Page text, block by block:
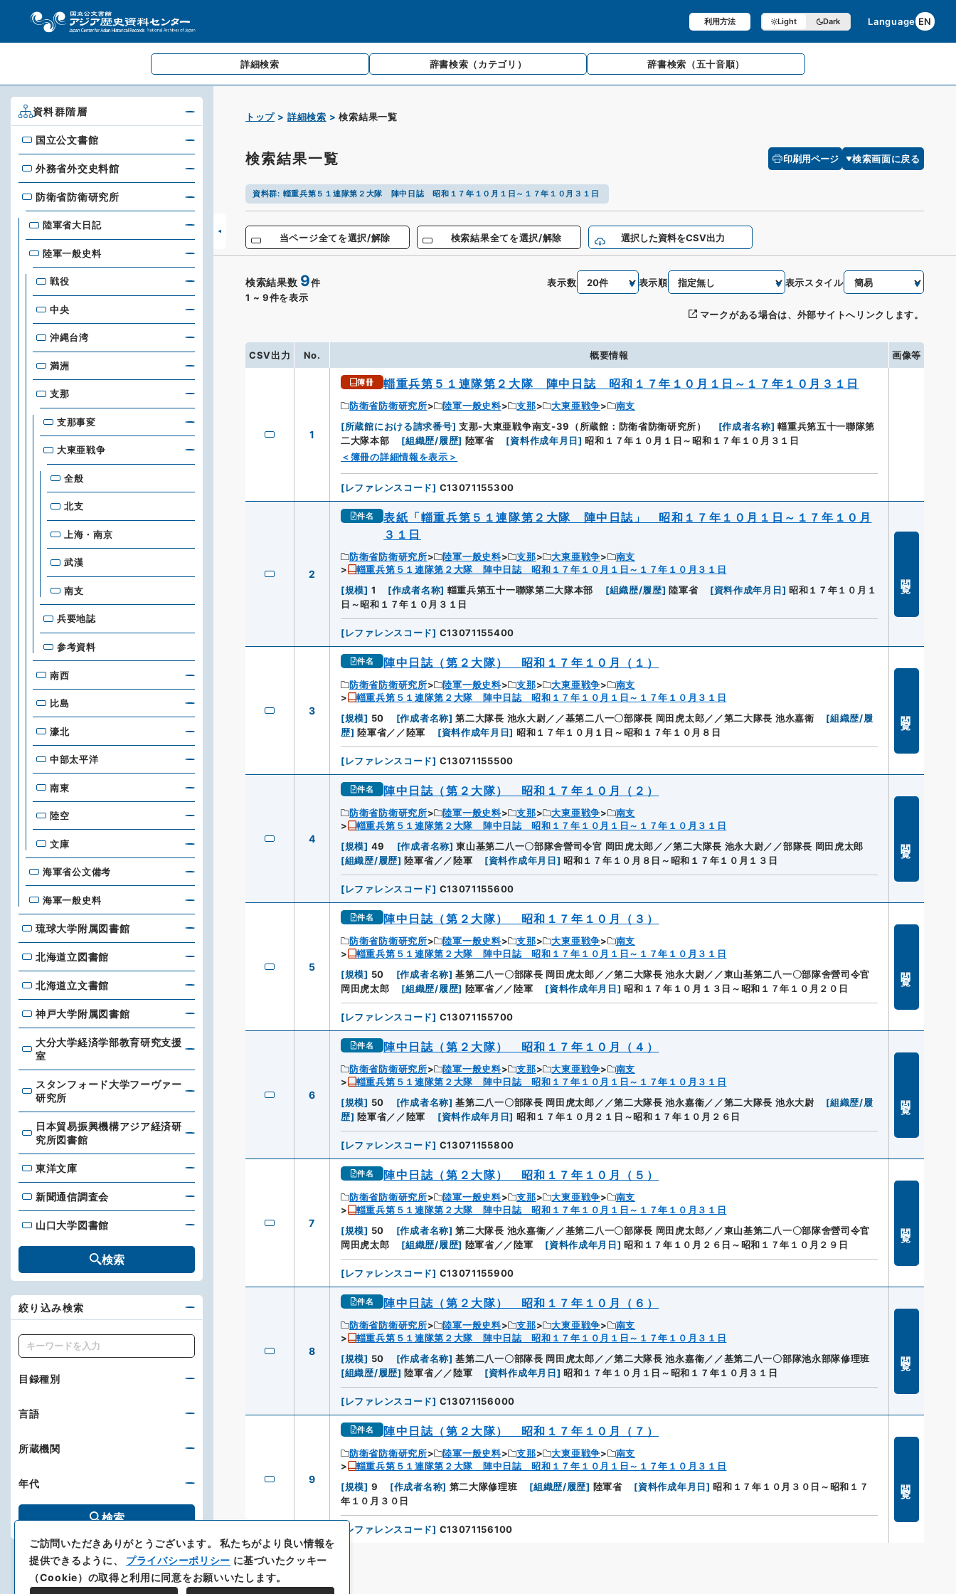
利用方法 Light Dark Language EN
詳細検索 辞書検索 （カテゴリ） 辞書検索 （五十音順）
トップ 詳細検索 検索結果一覧
検索結果一覧 印刷用ページ 検索画面に戻る
資料群: 輜重兵第５１連隊第２大隊 陣中日誌 昭和１７年１０月１日～１７年１０月３１日
当ページ全てを選択/解除 検索結果全てを選択/解除 選択した資料をCSV出力
検索結果数 9件
1 ~ 9件を表示
表示数 表示順 表示スタイル
マークがある場合は、外部サイトへリンクします。
CSV出力 No. 概要情報 画像等
1
簿冊 輜重兵第５１連隊第２大隊 陣中日誌 昭和１７年１０月１日～１７年１０月３１日
防衛省防衛研究所 陸軍一般史料 支那 大東亜戦争
南支
[所蔵館における請求番号] 支那-大東亜戦争南支-39（所蔵館：防衛省防衛研究所） [作成者名称] 輜重兵第五十一聯隊第
二大隊本部
[組織歴/履歴] 陸軍省 [資料作成年月日] 昭和１７年１０月１日～昭和１７年１０月３１日
＜簿冊の詳細情報を表示＞
[レファレンスコード] C13071155300
2
件名
表紙「輜重兵第５１連隊第２大隊 陣中日誌」 昭和１７年１０月１日～１７年１０月
３１日
防衛省防衛研究所 陸軍一般史料 支那 大東亜戦争
南支
輜重兵第５１連隊第２大隊 陣中日誌 昭和１７年１０月１日～１７年１０月３１日
[規模] 1 [作成者名称] 輜重兵第五十一聯隊第二大隊本部 [組織歴/履歴] 陸軍省 [資料作成年月日] 昭和１７年１０月１
日～昭和１７年１０月３１日
[レファレンスコード] C13071155400
3
件名 陣中日誌（第２大隊） 昭和１７年１０月（１）
防衛省防衛研究所 陸軍一般史料 支那 大東亜戦争
南支
輜重兵第５１連隊第２大隊 陣中日誌 昭和１７年１０月１日～１７年１０月３１日
[規模] 50 [作成者名称] 第二大隊長 池永大尉／／基第二八一〇部隊長 岡田虎太郎／／第二大隊長 池永嘉衛 [組織歴/履
歴] 陸軍省／／陸軍 [資料作成年月日] 昭和１７年１０月１日～昭和１７年１０月８日
[レファレンスコード] C13071155500
4
件名 陣中日誌（第２大隊） 昭和１７年１０月（２）
防衛省防衛研究所 陸軍一般史料 支那 大東亜戦争
南支
輜重兵第５１連隊第２大隊 陣中日誌 昭和１７年１０月１日～１７年１０月３１日
[規模] 49 [作成者名称] 東山基第二八一〇部隊舍營司令官 岡田虎太郎／／第二大隊長 池永大尉／／部隊長 岡田虎太郎
[組織歴/履歴] 陸軍省／／陸軍 [資料作成年月日] 昭和１７年１０月８日～昭和１７年１０月１３日
[レファレンスコード] C13071155600
5
件名 陣中日誌（第２大隊） 昭和１７年１０月（３）
防衛省防衛研究所 陸軍一般史料 支那 大東亜戦争
南支
輜重兵第５１連隊第２大隊 陣中日誌 昭和１７年１０月１日～１７年１０月３１日
[規模] 50 [作成者名称] 基第二八一〇部隊長 岡田虎太郎／／第二大隊長 池永大尉／／東山基第二八一〇部隊舍營司令官
岡田虎太郎
[組織歴/履歴] 陸軍省／／陸軍 [資料作成年月日] 昭和１７年１０月１３日～昭和１７年１０月２０日
[レファレンスコード] C13071155700
6
件名 陣中日誌（第２大隊） 昭和１７年１０月（４）
防衛省防衛研究所 陸軍一般史料 支那 大東亜戦争
南支
輜重兵第５１連隊第２大隊 陣中日誌 昭和１７年１０月１日～１７年１０月３１日
[規模] 50 [作成者名称] 基第二八一〇部隊長 岡田虎太郎／／第二大隊長 池永嘉衞／／第二大隊長 池永大尉 [組織歴/履
歴] 陸軍省／／陸軍 [資料作成年月日] 昭和１７年１０月２１日～昭和１７年１０月２６日
[レファレンスコード] C13071155800
7
件名 陣中日誌（第２大隊） 昭和１７年１０月（５）
防衛省防衛研究所 陸軍一般史料 支那 大東亜戦争
南支
輜重兵第５１連隊第２大隊 陣中日誌 昭和１７年１０月１日～１７年１０月３１日
[規模] 50 [作成者名称] 第二大隊長 池永嘉衞／／基第二八一〇部隊長 岡田虎太郎／／東山基第二八一〇部隊舍營司令官
岡田虎太郎
[組織歴/履歴] 陸軍省／／陸軍 [資料作成年月日] 昭和１７年１０月２６日～昭和１７年１０月２９日
[レファレンスコード] C13071155900
8
件名 陣中日誌（第２大隊） 昭和１７年１０月（６）
防衛省防衛研究所 陸軍一般史料 支那 大東亜戦争
南支
輜重兵第５１連隊第２大隊 陣中日誌 昭和１７年１０月１日～１７年１０月３１日
[規模] 50 [作成者名称] 基第二八一〇部隊長 岡田虎太郎／／第二大隊長 池永嘉衞／／基第二八一〇部隊池永部隊修理班
[組織歴/履歴] 陸軍省／／陸軍 [資料作成年月日] 昭和１７年１０月１日～昭和１７年１０月３１日
[レファレンスコード] C13071156000
9
件名 陣中日誌（第２大隊） 昭和１７年１０月（７）
防衛省防衛研究所 陸軍一般史料 支那 大東亜戦争
南支
輜重兵第５１連隊第２大隊 陣中日誌 昭和１７年１０月１日～１７年１０月３１日
[規模] 9 [作成者名称] 第二大隊修理班 [組織歴/履歴] 陸軍省 [資料作成年月日] 昭和１７年１０月３０日～昭和１７
年１０月３０日
レファレンスコード] C13071156100
資料群階層
国立公文書館
国立公文書館
外務省外交史料館
外務省外交史料館
防衛省防衛研究所
防衛省防衛研究所
陸軍省大日記
陸軍一般史料
戦役
中央
沖縄台湾
満洲
支那
支那事変
大東亜戦争
全般
北支
上海・南京
武漢
南支
兵要地誌
参考資料
南西
比島
濠北
中部太平洋
南東
陸空
文庫
海軍省公文備考
海軍一般史料
琉球大学附属図書館
琉球大学附属図書館
北海道立図書館
北海道立図書館
北海道立文書館
北海道立文書館
神戸大学附属図書館
神戸大学附属図書館
大分大学経済学部教育研究支援室
大分大学経済学部教育研究支援
室
スタンフォード大学フーヴァー研究所
スタンフォード大学フーヴァー
研究所
日本貿易振興機構アジア経済研究所図書館
日本貿易振興機構アジア経済研
究所図書館
東洋文庫
東洋文庫
新聞通信調査会
新聞通信調査会
山口大学図書館
山口大学図書館
検索
絞り込み検索
キーワード
目録種別
言語
所蔵機関
年代
検索
ご訪問いただきありがとうございます。私たちがより良い情報を
提供できるように、 プライバシーポリシー に基づいたクッキー
（Cookie）の取得と利用に同意をお願いいたします。